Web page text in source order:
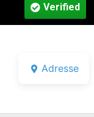
Verified
Adresse